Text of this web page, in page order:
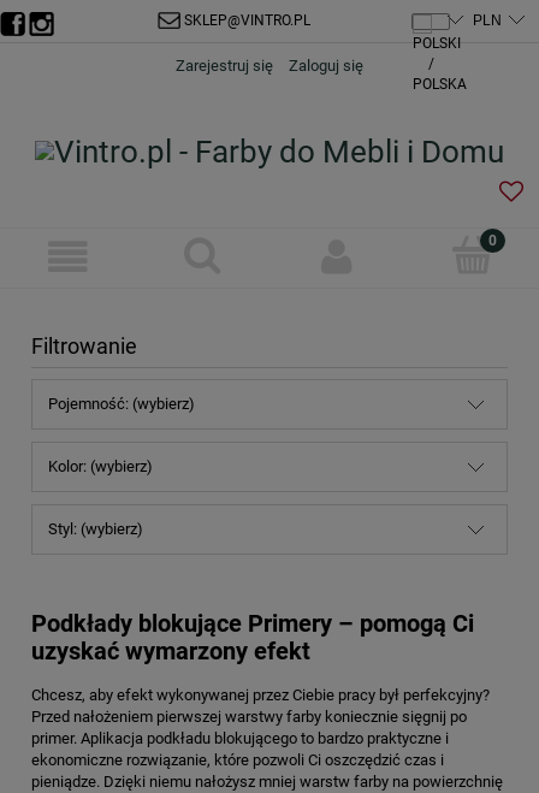
SKLEP@VINTRO.PL
Zarejestruj się Zaloguj się
Filtrowanie
Pojemność: (wybierz)
Kolor: (wybierz)
Styl: (wybierz)
Podkłady blokujące Primery – pomogą Ci
uzyskać wymarzony efekt
Chcesz, aby efekt wykonywanej przez Ciebie pracy był perfekcyjny?
Przed nałożeniem pierwszej warstwy farby koniecznie sięgnij po
primer. Aplikacja podkładu blokującego to bardzo praktyczne i
ekonomiczne rozwiązanie, które pozwoli Ci oszczędzić czas i
pieniądze. Dzięki niemu nałożysz mniej warstw farby na powierzchnię